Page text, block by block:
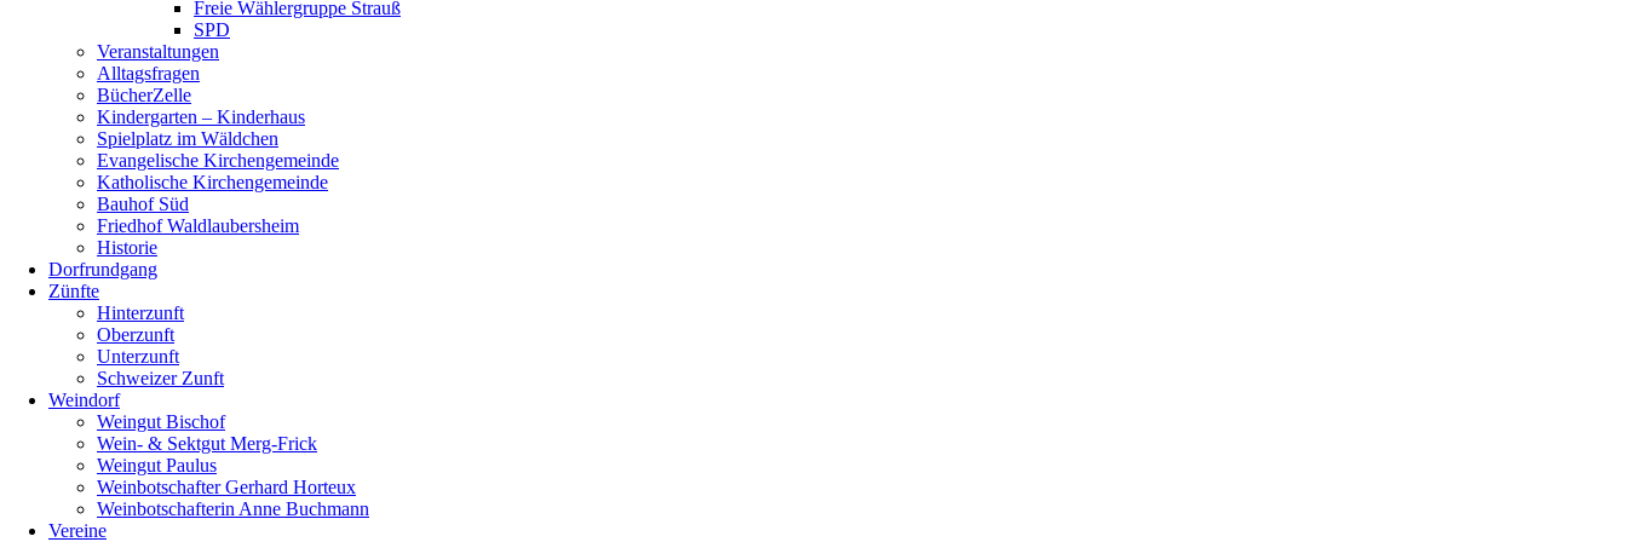
Freie Wählergruppe Strauß
SPD
Veranstaltungen
Alltagsfragen
BücherZelle
Kindergarten – Kinderhaus
Spielplatz im Wäldchen
Evangelische Kirchengemeinde
Katholische Kirchengemeinde
Bauhof Süd
Friedhof Waldlaubersheim
Historie
Dorfrundgang
Zünfte
Hinterzunft
Oberzunft
Unterzunft
Schweizer Zunft
Weindorf
Weingut Bischof
Wein- & Sektgut Merg-Frick
Weingut Paulus
Weinbotschafter Gerhard Horteux
Weinbotschafterin Anne Buchmann
Vereine